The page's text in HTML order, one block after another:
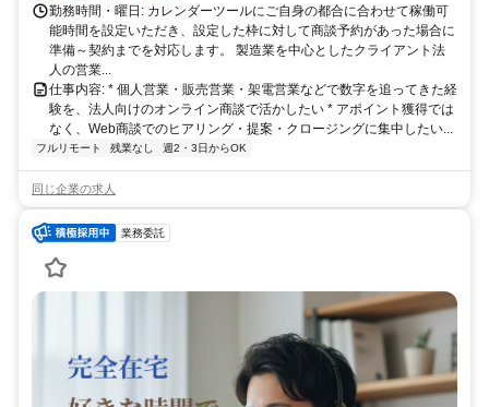
勤務時間・曜日: カレンダーツールにご自身の都合に合わせて稼働可
能時間を設定いただき、設定した枠に対して商談予約があった場合に
準備～契約までを対応します。 製造業を中心としたクライアント法
人の営業...
仕事内容: * 個人営業・販売営業・架電営業などで数字を追ってきた経
験を、法人向けのオンライン商談で活かしたい * アポイント獲得では
なく、Web商談でのヒアリング・提案・クロージングに集中したい...
フルリモート 残業なし 週2・3日からOK
同じ企業の求人
業務委託